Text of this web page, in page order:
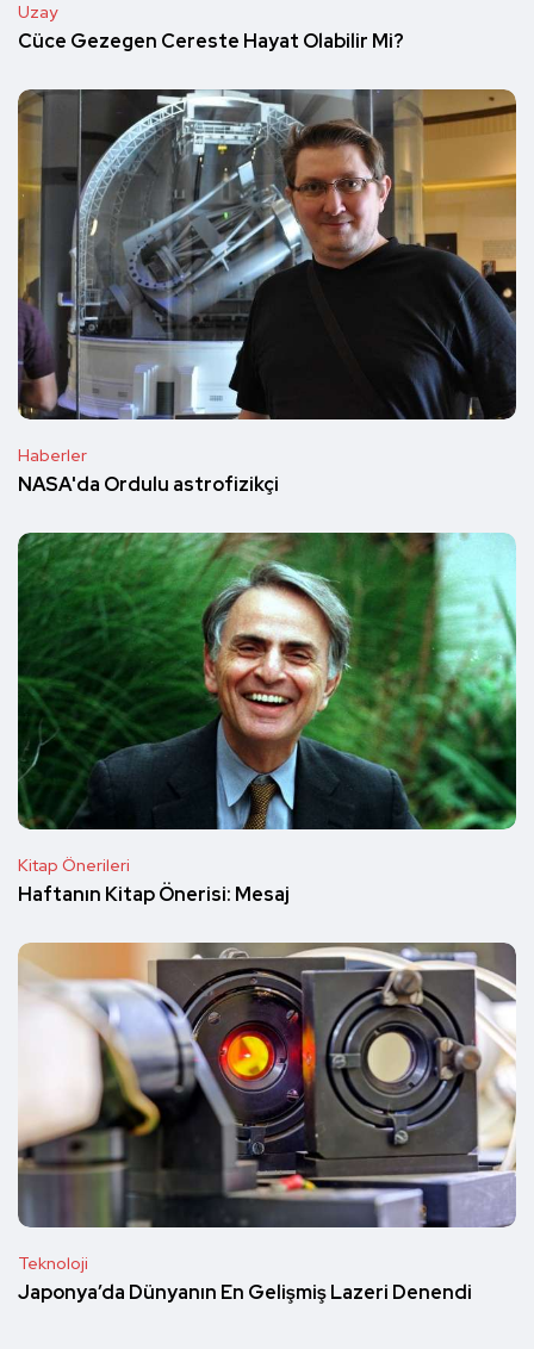
Uzay
Cüce Gezegen Cereste Hayat Olabilir Mi?
Haberler
NASA'da Ordulu astrofizikçi
Kitap Önerileri
Haftanın Kitap Önerisi: Mesaj
Teknoloji
Japonya’da Dünyanın En Gelişmiş Lazeri Denendi